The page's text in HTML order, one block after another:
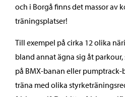
och i Borgå finns det massor av
träningsplatser!
Till exempel på cirka 12 olika
bland annat ägna sig åt
på BMX-banan eller pumptrack-
träna med olika